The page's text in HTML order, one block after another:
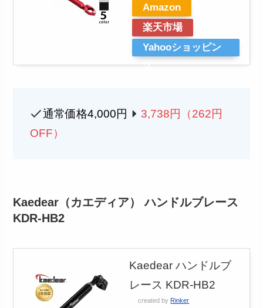
Amazon
楽天市場
Yahooショッピン
グ
通常価格4,000円 3,738円（262円
OFF）
Kaedear（カエディア） ハンドルブレース
KDR-HB2
Kaedear ハンドルブ
レース KDR-HB2
created by Rinker